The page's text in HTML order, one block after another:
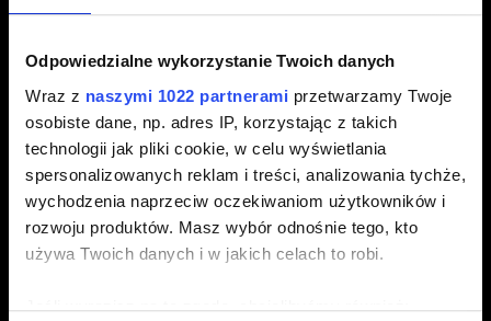
Odpowiedzialne wykorzystanie Twoich danych
Wraz z naszymi 1022 partnerami przetwarzamy Twoje
osobiste dane, np. adres IP, korzystając z takich
technologii jak pliki cookie, w celu wyświetlania
spersonalizowanych reklam i treści, analizowania tychże,
wychodzenia naprzeciw oczekiwaniom użytkowników i
rozwoju produktów. Masz wybór odnośnie tego, kto
używa Twoich danych i w jakich celach to robi.
Jeśli wyrazisz na to zgodę, chcielibyśmy również:
której obowiązują te ograniczenia. Jest on jednak
kompatybilny z każdą inną wersją gry bez wspomnianych
ograniczeń.
Pliki zapisu pochodzące z gier z ograniczeniami
regionalnymi są kompatybilne tylko z takimi samymi lub
mniej ograniczonymi wersjami gry.
innej wersji regionalnej?